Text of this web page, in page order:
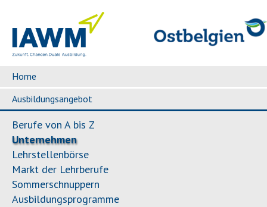
Home
Ausbildungsangebot
Berufe von A bis Z
Unternehmen
Lehrstellenbörse
Markt der Lehrberufe
Sommerschnuppern
Ausbildungsprogramme